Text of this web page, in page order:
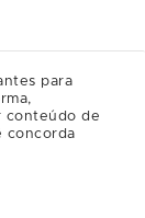
para
conteúdo de
concorda